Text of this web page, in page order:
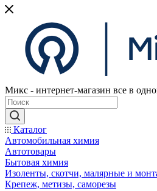
Микс - интернет-магазин все в
Каталог
Автомобильная химия
Автотовары
Бытовая химия
Изоленты, скотчи, малярные и
Крепеж, метизы, саморезы